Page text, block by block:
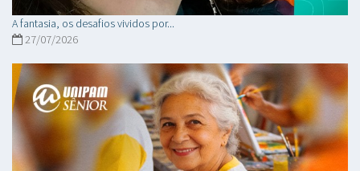
A fantasia, os desafios vividos por...
27/07/2026